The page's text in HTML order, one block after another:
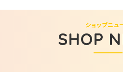
SHOP
ショップニュ